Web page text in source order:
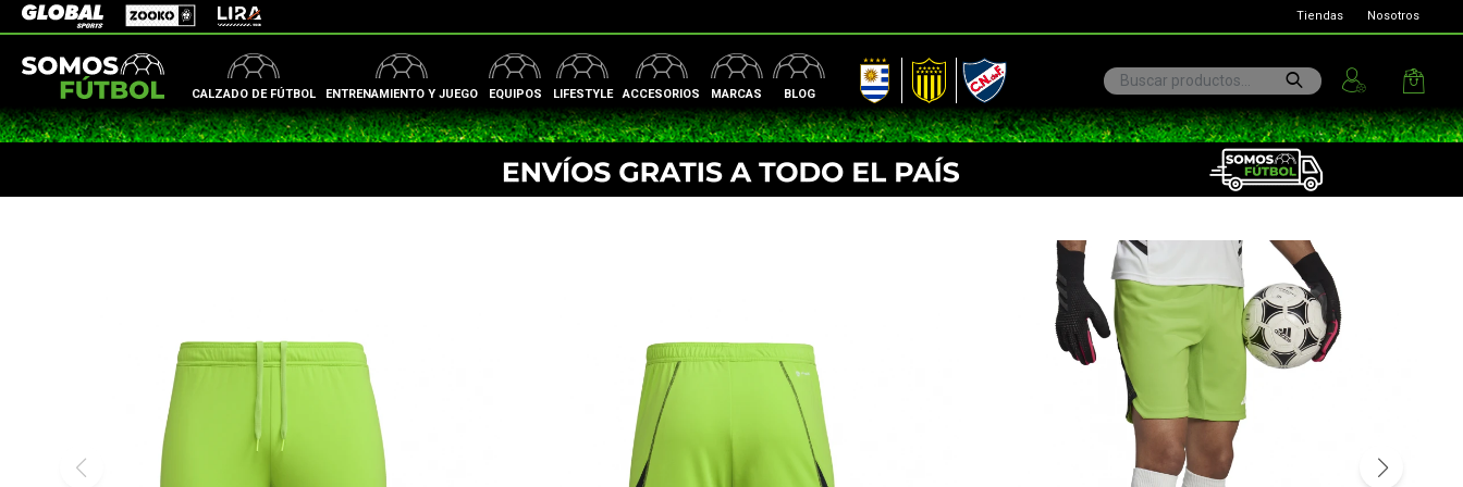
CALZADO DE FÚTBOL ENTRENAMIENTO Y JUEGO EQUIPOS LIFESTYLE ACCESORIOS MARCAS BLOG
AUF Peñarol Nacional
Global Sports Zooko Lira Tiendas Nosotros